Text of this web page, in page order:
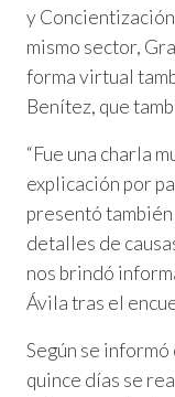
y
mismo sector,
forma virtual
Benítez, que
“Fue una charla
explicación por
presentó
detalles de
nos brindó
Ávila tras el
Según se
quince días se